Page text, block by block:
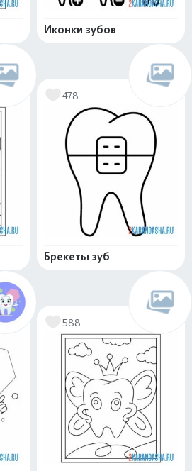
Иконки зубов
478
Брекеты зуб
588